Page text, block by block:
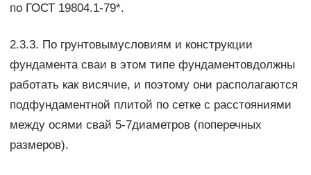
по ГОСТ 19804.1-79*.
2.3.3. По грунтовымусловиям и конструкции
фундамента сваи в этом типе фундаментовдолжны
работать как висячие, и поэтому они располагаются
подфундаментной плитой по сетке с расстояниями
между осями свай 5-7диаметров (поперечных
размеров).